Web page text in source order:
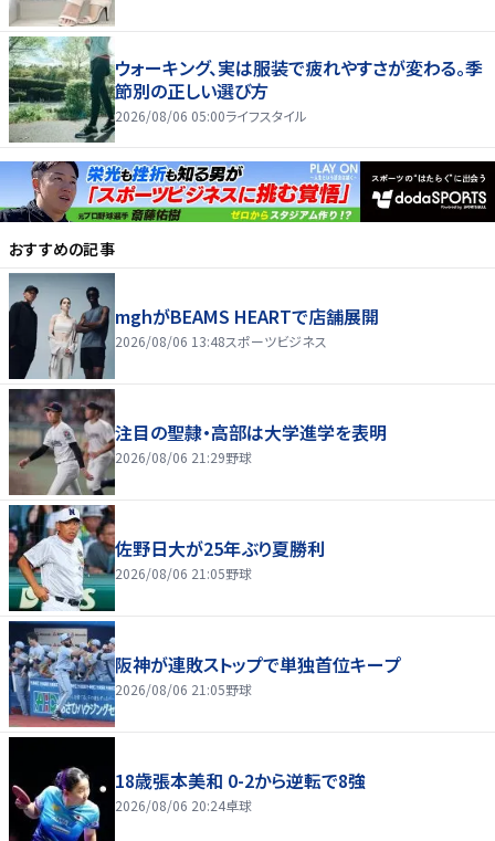
ウォーキング、実は服装で疲れやすさが変わる。季
節別の正しい選び方
2026/08/06 05:00ライフスタイル
おすすめの記事
mghがBEAMS HEARTで店舗展開
2026/08/06 13:48スポーツビジネス
注目の聖隷・高部は大学進学を表明
2026/08/06 21:29野球
佐野日大が25年ぶり夏勝利
2026/08/06 21:05野球
阪神が連敗ストップで単独首位キープ
2026/08/06 21:05野球
18歳張本美和 0-2から逆転で8強
2026/08/06 20:24卓球